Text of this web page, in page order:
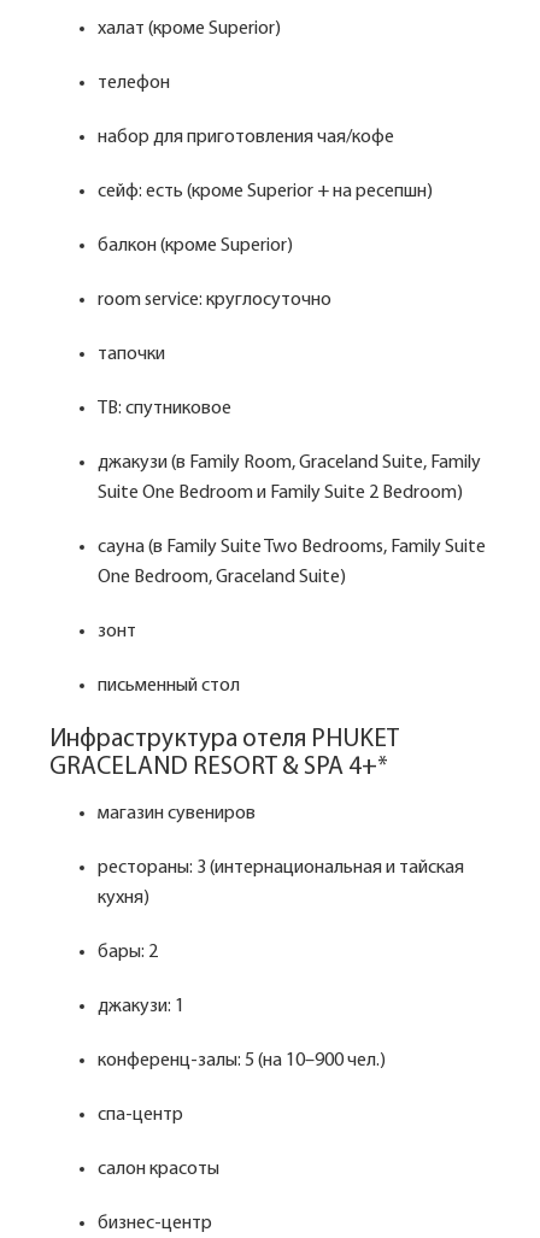
халат (кроме Superior)
телефон
набор для приготовления чая/кофе
сейф: есть (кроме Superior + на ресепшн)
балкон (кроме Superior)
room service: круглосуточно
тапочки
ТВ: спутниковое
джакузи (в Family Room, Graceland Suite, Family
Suite One Bedroom и Family Suite 2 Bedroom)
сауна (в Family Suite Two Bedrooms, Family Suite
One Bedroom, Graceland Suite)
зонт
письменный стол
Инфраструктура отеля PHUKET
GRACELAND RESORT & SPA 4+*
магазин сувениров
рестораны: 3 (интернациональная и тайская
кухня)
бары: 2
джакузи: 1
конференц-залы: 5 (на 10–900 чел.)
спа-центр
салон красоты
бизнес-центр